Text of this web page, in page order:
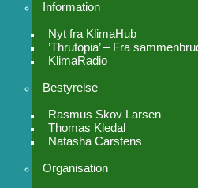
Information
Nyt fra KlimaHub
’Thrutopia’ – Fra
KlimaRadio
Bestyrelse
Rasmus Skov Larsen
Thomas Kledal
Natasha Carstens
Organisation